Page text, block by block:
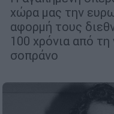
χώρα μας την
αφορμή τους
100 χρόνια από
σοπράνο